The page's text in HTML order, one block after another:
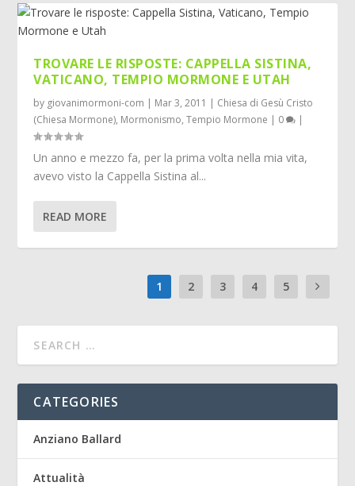
TROVARE LE RISPOSTE: CAPPELLA SISTINA,
VATICANO, TEMPIO MORMONE E UTAH
by giovanimormoni-com | Mar 3, 2011 | Chiesa di Gesù Cristo
(Chiesa Mormone), Mormonismo,Tempio Mormone | 0 |
Un anno e mezzo fa, per la prima volta nella mia vita,
avevo visto la Cappella Sistina al...
READ MORE
1 2 3 4 5
CATEGORIES
Anziano Ballard
Attualità